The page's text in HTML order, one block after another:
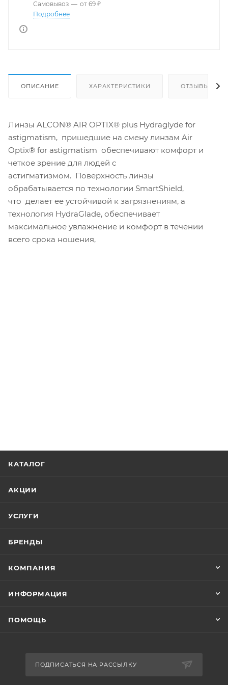
Самовывоз — от 69 ₽
Подробнее
ОПИСАНИЕ ХАРАКТЕРИСТИКИ ОТЗЫВЫ
Линзы ALCON® AIR OPTIX® plus Hydraglyde for
astigmatism, пришедшие на смену линзам Air
Optix® for astigmatism обеспечивают комфорт и
четкое зрение для людей с
астигматизмом. Поверхность линзы
обрабатывается по технологии SmartShield,
что делает ее устойчивой к загрязнениям, а
технология HydraGlade, обеспечивает
максимальное увлажнение и комфорт в течении
всего срока ношения,
КАТАЛОГ
АКЦИИ
УСЛУГИ
БРЕНДЫ
КОМПАНИЯ
ИНФОРМАЦИЯ
ПОМОЩЬ
ПОДПИСАТЬСЯ НА РАССЫЛКУ